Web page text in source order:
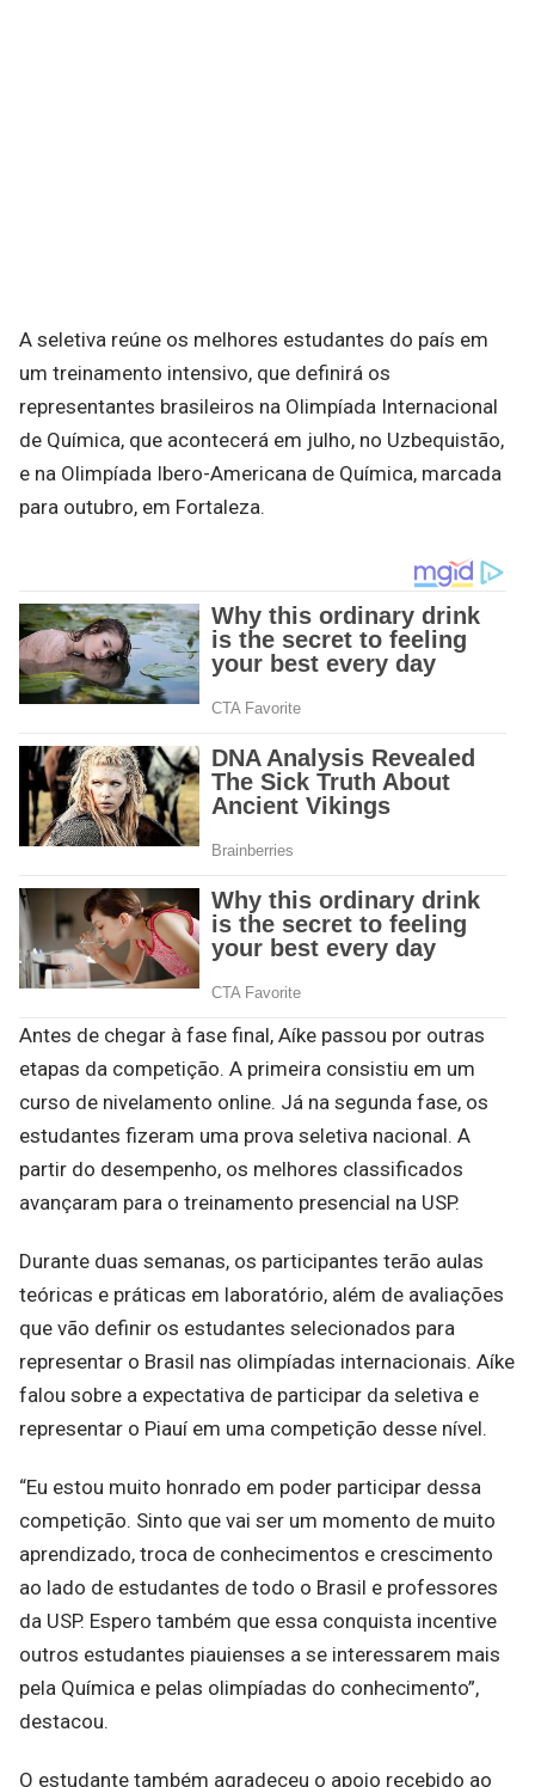
A seletiva reúne os melhores estudantes do país em
um treinamento intensivo, que definirá os
representantes brasileiros na Olimpíada Internacional
de Química, que acontecerá em julho, no Uzbequistão,
e na Olimpíada Ibero-Americana de Química, marcada
para outubro, em Fortaleza.
Antes de chegar à fase final, Aíke passou por outras
etapas da competição. A primeira consistiu em um
curso de nivelamento online. Já na segunda fase, os
estudantes fizeram uma prova seletiva nacional. A
partir do desempenho, os melhores classificados
avançaram para o treinamento presencial na USP.
Durante duas semanas, os participantes terão aulas
teóricas e práticas em laboratório, além de avaliações
que vão definir os estudantes selecionados para
representar o Brasil nas olimpíadas internacionais. Aíke
falou sobre a expectativa de participar da seletiva e
representar o Piauí em uma competição desse nível.
“Eu estou muito honrado em poder participar dessa
competição. Sinto que vai ser um momento de muito
aprendizado, troca de conhecimentos e crescimento
ao lado de estudantes de todo o Brasil e professores
da USP. Espero também que essa conquista incentive
outros estudantes piauienses a se interessarem mais
pela Química e pelas olimpíadas do conhecimento”,
destacou.
O estudante também agradeceu o apoio recebido ao